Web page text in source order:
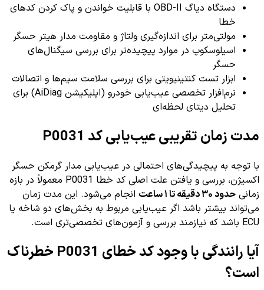
دستگاه دیاگ OBD-II با قابلیت خواندن و پاک کردن کدهای
خطا
مولتی‌متر برای اندازه‌گیری ولتاژ و مقاومت مدار هیتر حسگر
اسیلوسکوپ در موارد پیچیده‌تر برای بررسی سیگنال‌های
حسگر
ابزار تست کنتینیویتی برای بررسی سلامت سیم‌ها و اتصالات
نرم‌افزار تخصصی عیب‌یابی خودرو (اپلیکیشن AiDiag) برای
تحلیل دیتای لحظه‌ای
مدت زمان تقریبی عیب‌یابی کد P0031
با توجه به پیچیدگی‌های احتمالی در عیب‌یابی مدار گرمکن حسگر
اکسیژن، بررسی و یافتن علت اصلی کد خطا P0031 معمولاً در بازه
زمانی حدود ۳۰ دقیقه تا ۱ ساعت
انجام می‌شود. این مدت زمان
می‌تواند بیشتر باشد اگر عیب‌یابی مربوط به بخش‌های دو شاخه یا
ECU باشد که نیازمند بررسی و آزمون‌های تخصصی‌تری است.
آیا رانندگی با وجود کد خطای P0031 خطرناک
است؟